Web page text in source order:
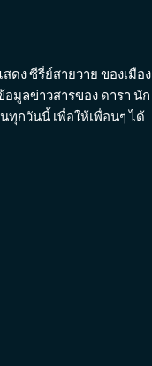
ดง ซีรี่ย์สายวาย ของเมือง
มูลข่าวสารของ ดารา นัก
ทุกวันนี้ เพื่อให้เพื่อนๆ ได้